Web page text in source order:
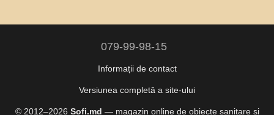
079-99-98-15
Informații de contact
Versiunea completă a site-ului
© 2012–2026 Sofi.md — magazin online de obiecte sanitare și